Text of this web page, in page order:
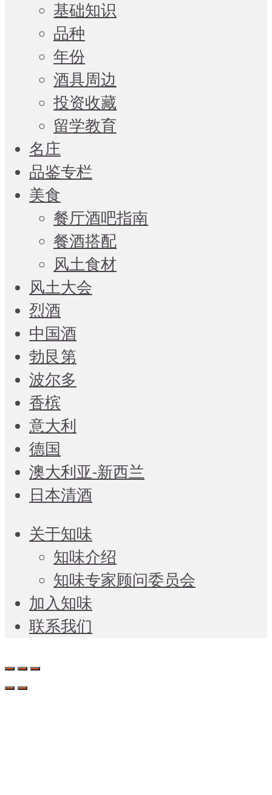
基础知识
品种
年份
酒具周边
投资收藏
留学教育
名庄
品鉴专栏
美食
餐厅酒吧指南
餐酒搭配
风土食材
风土大会
烈酒
中国酒
勃艮第
波尔多
香槟
意大利
德国
澳大利亚-新西兰
日本清酒
关于知味
知味介绍
知味专家顾问委员会
加入知味
联系我们